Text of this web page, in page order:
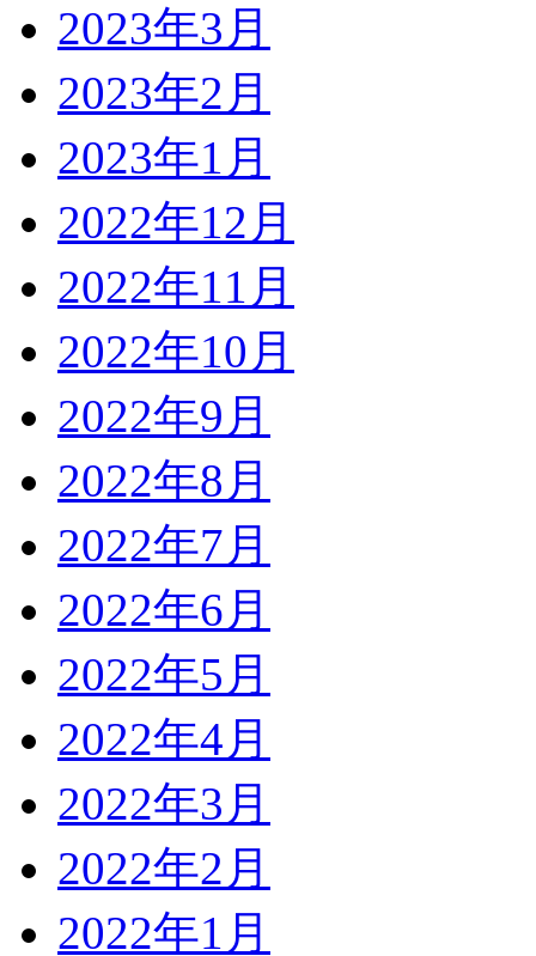
2023年3月
2023年2月
2023年1月
2022年12月
2022年11月
2022年10月
2022年9月
2022年8月
2022年7月
2022年6月
2022年5月
2022年4月
2022年3月
2022年2月
2022年1月